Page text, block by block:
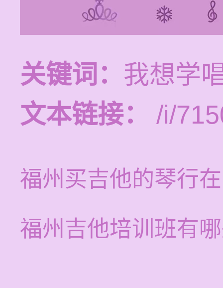
关键词： 我想学
文本链接：
/i/
福州买吉他的琴行
福州吉他培训班有